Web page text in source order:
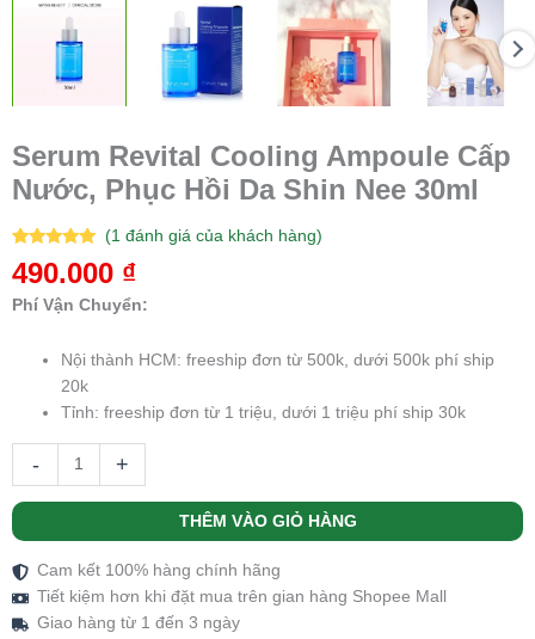
Serum Revital Cooling Ampoule Cấp
Nước, Phục Hồi Da Shin Nee 30ml
5.00 trên 5
dựa trên
1
(1đánh giá của khách hàng)
490.000 ₫
Phí Vận Chuyển:
Nội thành HCM: freeship đơn từ 500k, dưới 500k phí ship
20k
Tỉnh: freeship đơn từ 1 triệu, dưới 1 triệu phí ship 30k
- +
THÊM VÀO GIỎ HÀNG
Cam kết 100% hàng chính hãng
Tiết kiệm hơn khi đặt mua trên gian hàng Shopee Mall
Giao hàng từ 1 đến 3 ngày